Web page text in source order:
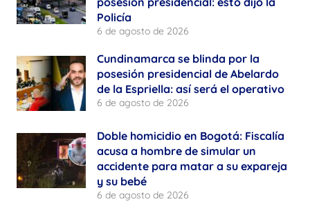
Policía
6 de agosto de 2026
Cundinamarca se blinda por la
posesión presidencial de Abelardo
de la Espriella: así será el operativo
6 de agosto de 2026
Doble homicidio en Bogotá: Fiscalía
acusa a hombre de simular un
accidente para matar a su expareja
y su bebé
6 de agosto de 2026